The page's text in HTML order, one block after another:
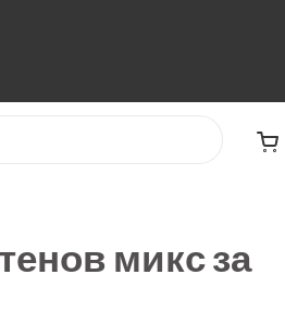
микс за